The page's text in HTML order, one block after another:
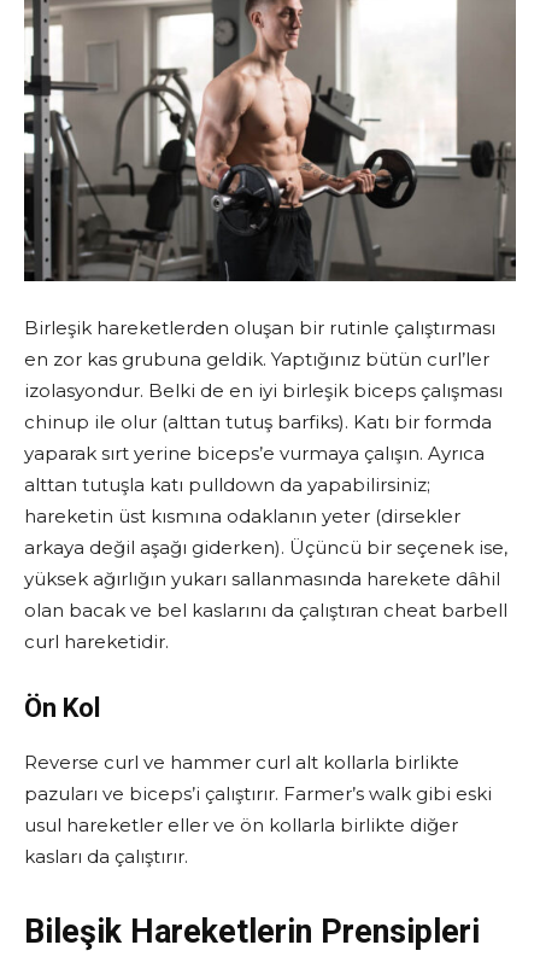
Birleşik hareketlerden oluşan bir rutinle çalıştırması
en zor kas grubuna geldik. Yaptığınız bütün curl’ler
izolasyondur. Belki de en iyi birleşik biceps çalışması
chinup ile olur (alttan tutuş barfiks). Katı bir formda
yaparak sırt yerine biceps’e vurmaya çalışın. Ayrıca
alttan tutuşla katı pulldown da yapabilirsiniz;
hareketin üst kısmına odaklanın yeter (dirsekler
arkaya değil aşağı giderken). Üçüncü bir seçenek ise,
yüksek ağırlığın yukarı sallanmasında harekete dâhil
olan bacak ve bel kaslarını da çalıştıran cheat barbell
curl hareketidir.
Ön Kol
Reverse curl ve hammer curl alt kollarla birlikte
pazuları ve biceps’i çalıştırır. Farmer’s walk gibi eski
usul hareketler eller ve ön kollarla birlikte diğer
kasları da çalıştırır.
Bileşik Hareketlerin Prensipleri